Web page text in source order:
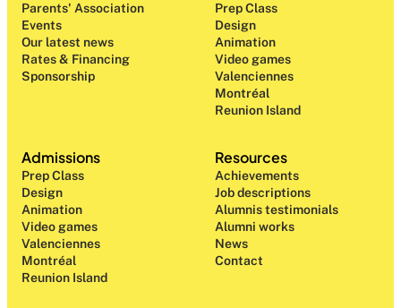
Parents' Association
Events
Our latest news
Rates & Financing
Sponsorship
Prep Class
Design
Animation
Video games
Valenciennes
Montréal
Reunion Island
Admissions
Prep Class
Design
Animation
Video games
Valenciennes
Montréal
Reunion Island
Resources
Achievements
Job descriptions
Alumnis testimonials
Alumni works
News
Contact